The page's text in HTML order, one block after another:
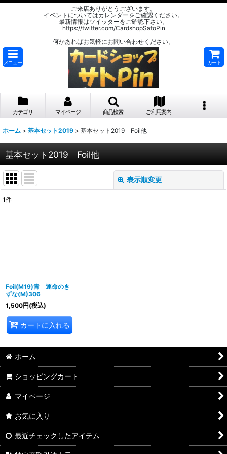
ご来店ありがとうございます。
イベントについてはカレンダーをご確認ください。
最新情報はツイッターをご確認下さい。
https://twitter.com/CardshopSatoPin
何かあればお気軽にお問い合わせください。
メニュー カート
カテゴリ マイページ 商品検索 ご利用案内
ホーム > 基本セット2019 > 基本セット2019 Foil他
基本セット2019 Foil他
表示順変更
1件
Foil(M19)青 運命のき
ずな(M)306
1,500円(税込)
カートに入れる
ホーム
ショッピングカート
マイページ
お気に入り
最近チェックしたアイテム